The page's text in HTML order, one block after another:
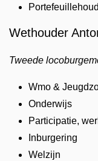
Wethouder
Tweede
Wmo &
Onderwijs
Participatie,
Inburgering
Welzijn